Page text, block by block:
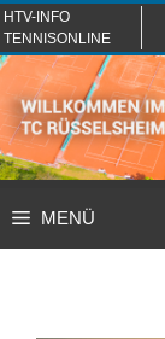
Zum
Inhalt
springen
HTV-INFO
TENNISONLINE
MENÜ